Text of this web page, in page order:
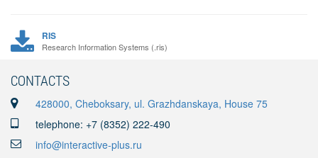
RIS
Research Information Systems (.ris)
CONTACTS
428000, Cheboksary, ul. Grazhdanskaya, House 75
telephone: +7 (8352) 222-490
info@interactive-plus.ru